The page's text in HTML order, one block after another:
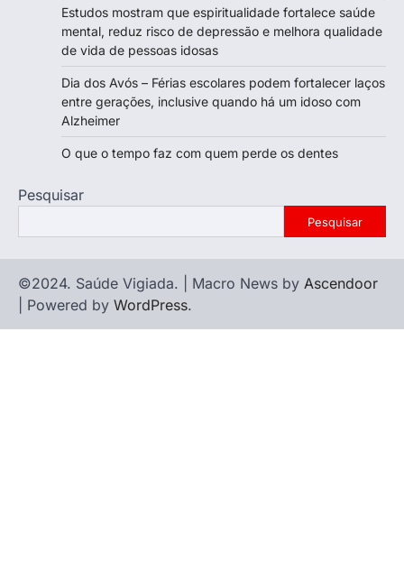
Estudos mostram que espiritualidade fortalece saúde
mental, reduz risco de depressão e melhora qualidade
de vida de pessoas idosas
Dia dos Avós – Férias escolares podem fortalecer laços
entre gerações, inclusive quando há um idoso com
Alzheimer
O que o tempo faz com quem perde os dentes
Pesquisar
Pesquisar
©2024. Saúde Vigiada. | Macro News by Ascendoor
| Powered by WordPress.